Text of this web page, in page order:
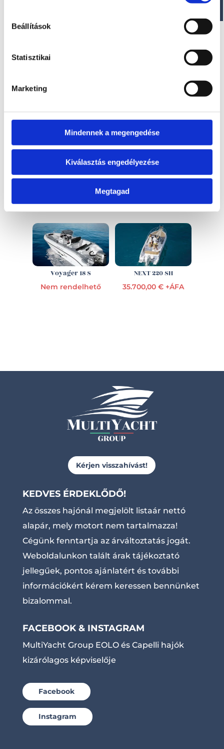
Beállítások
Statisztikai
Marketing
Mindennek a megengedése
Kiválasztás engedélyezése
Megtagad
Víztartály: 85 l
Visszahívást kérek!
EZ IS ÉRDEKELHET
Voyager 18 S
Nem rendelhető
NEXT 220 SH
35.700,00 € +ÁFA
Kérjen visszahívást!
KEDVES ÉRDEKLŐDŐ!
Az összes hajónál megjelölt listaár nettó
alapár, mely motort nem tartalmazza!
Cégünk fenntartja az árváltoztatás jogát.
Weboldalunkon talált árak tájékoztató
jellegűek, pontos ajánlatért és további
információkért kérem keressen bennünket
bizalommal.
FACEBOOK & INSTAGRAM
MultiYacht Group EOLO és Capelli hajók
kizárólagos képviselője
Facebook
Instagram